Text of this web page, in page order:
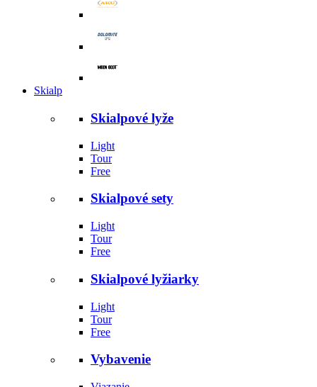
Skialp
Skialpové lyže
Light
Tour
Free
Skialpové sety
Light
Tour
Free
Skialpové lyžiarky
Light
Tour
Free
Vybavenie